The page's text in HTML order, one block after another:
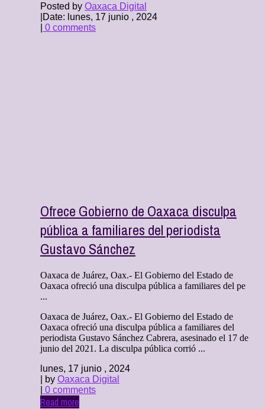
Posted by Oaxaca Digital
Date: lunes, 17 junio , 2024
0 comments
Ofrece Gobierno de Oaxaca disculpa
pública a familiares del periodista
Gustavo Sánchez
Oaxaca de Juárez, Oax.- El Gobierno del Estado de
Oaxaca ofreció una disculpa pública a familiares del pe
...
Oaxaca de Juárez, Oax.- El Gobierno del Estado de
Oaxaca ofreció una disculpa pública a familiares del
periodista Gustavo Sánchez Cabrera, asesinado el 17 de
junio del 2021. La disculpa pública corrió ...
lunes, 17 junio , 2024
| by Oaxaca Digital
0 comments
Read more